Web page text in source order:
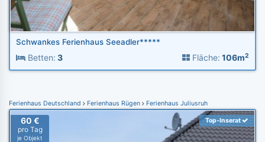
Schwankes Ferienhaus Seeadler*****
Betten: 3 Fläche: 106m2
Ferienhaus Deutschland Ferienhaus Rügen Ferienhaus Juliusruh
60 €
pro Tag
je Objekt
Top-Inserat